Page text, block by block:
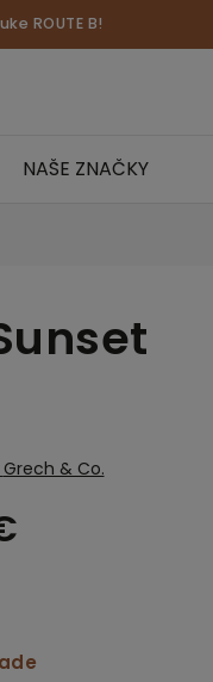
ROUTE B!
NAŠE ZNAČKY
Grech & Co.